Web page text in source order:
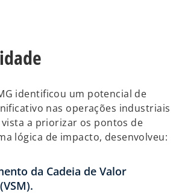
identificou um potencial de
nas operações industriais
a priorizar os pontos de
lógica de impacto, desenvolveu:
da Cadeia de Valor